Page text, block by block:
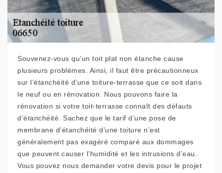
Souvenez-vous qu’un toit plat non étanche cause
plusieurs problèmes. Ainsi, il faut être précautionneux
sur l’étanchéité d’une toiture-terrasse que ce soit dans
le neuf ou en rénovation. Nous pouvons faire la
rénovation si votre toit-terrasse connaît des défauts
d’étanchéité. Sachez que le tarif d’une pose de
membrane d’étanchéité d’une toiture n’est
généralement pas exagéré comparé aux dommages
que peuvent causer l’humidité et les intrusions d’eau.
Vous pouvez nous demander votre devis pour le projet